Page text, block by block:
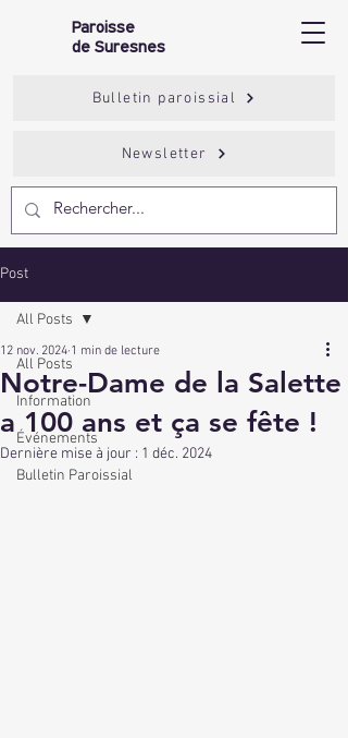
Paroisse
de Suresnes
Bulletin paroissial
Newsletter
Post
All Posts
Information
Événements
Bulletin Paroissial
All Posts
Notre-Dame de la Salette
a 100 ans et ça se fête !
12 nov. 2024 1 min de lecture
Dernière mise à jour : 1 déc. 2024